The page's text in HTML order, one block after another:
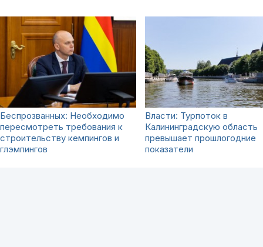
Беспрозванных: Необходимо
пересмотреть требования к
строительству кемпингов и
глэмпингов
Власти: Турпоток в
Калининградскую область
превышает прошлогодние
показатели